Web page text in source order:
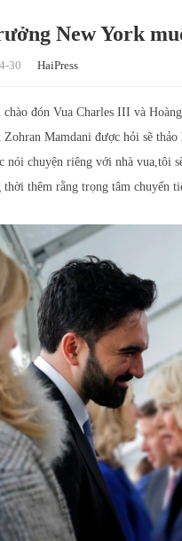
New York
30 HaiPress
đón Vua Charles III và
Zohran Mamdani được hỏi sẽ
nói chuyện riêng với nhà vua,tôi
thời thêm rằng trọng tâm chuyến